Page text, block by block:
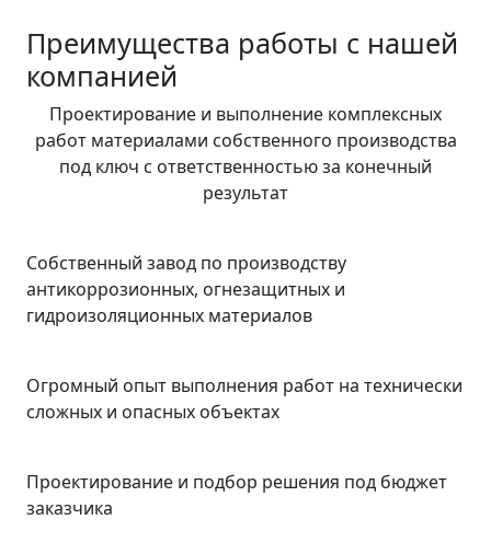
Преимущества работы с нашей
компанией
Проектирование и выполнение комплексных
работ материалами собственного производства
под ключ с ответственностью за конечный
результат
Собственный завод по производству
антикоррозионных, огнезащитных и
гидроизоляционных материалов
Огромный опыт выполнения работ на технически
сложных и опасных объектах
Проектирование и подбор решения под бюджет
заказчика